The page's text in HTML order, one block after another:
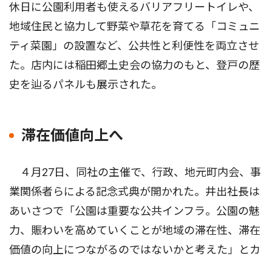
休日に公園利用者も使えるバリアフリートイレや、
地域住民と協力して野菜や草花を育てる「コミュニ
ティ菜園」の設置など、公共性と利便性を両立させ
た。店内には稲田郷土史会の協力のもと、登戸の歴
史を辿るパネルも展示された。
滞在価値向上へ
４月27日、同社の主催で、行政、地元町内会、事
業関係者らによる記念式典が開かれた。井出社長は
あいさつで「公園は重要な公共インフラ。公園の魅
力、賑わいを高めていくことが地域の滞在性、滞在
価値の向上につながるのではないかと考えた」とカ